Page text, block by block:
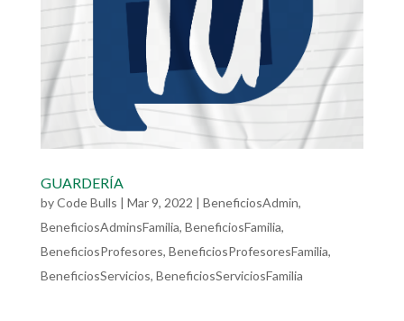
GUARDERÍA
byCode Bulls | Mar 9, 2022 | BeneficiosAdmin,
BeneficiosAdminsFamilia, BeneficiosFamilia,
BeneficiosProfesores, BeneficiosProfesoresFamilia,
BeneficiosServicios, BeneficiosServiciosFamilia